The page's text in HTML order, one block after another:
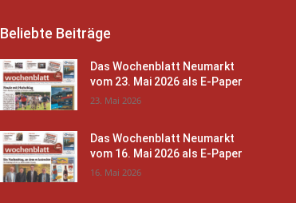
Beliebte Beiträge
Das Wochenblatt Neumarkt
vom 23. Mai 2026 als E-Paper
23. Mai 2026
Das Wochenblatt Neumarkt
vom 16. Mai 2026 als E-Paper
16. Mai 2026